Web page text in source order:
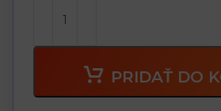
PRIDAŤ DO